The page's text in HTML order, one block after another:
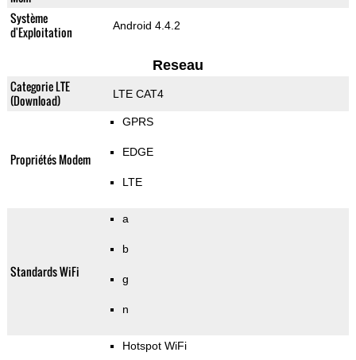
Système
d'Exploitation
Android 4.4.2
Reseau
Categorie LTE
(Download)
LTE CAT4
Propriétés Modem
GPRS
EDGE
LTE
Standards WiFi
a
b
g
n
Hotspot WiFi